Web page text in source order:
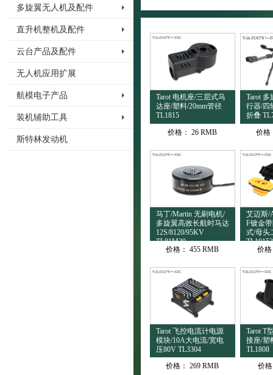
多旋翼无人机及配件
直升机整机及配件
云台产品及配件
无人机应用扩展
航模电子产品
装机辅助工具
斯特林发动机
Tarot 电机座/三层式马
达座/塑料/20mm管径
TL1815
价格： 26 RMB
Tarot
行器/四
折叠
价格
马丁/Martin 无刷电机/
多旋翼高效长航时马达
12S/8120/95KV
TL81M20
价格： 455 RMB
艾迈斯/
F镀金
式/母头
TL10153
价
Tarot 飞控电流计电源
模块/10A大电流/宽电
压80V TL3304
价格： 269 RMB
Tarot T
接座/塑
TL1808
价